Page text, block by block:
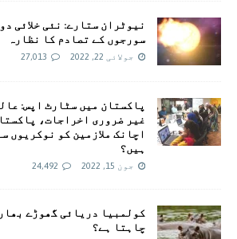
نیوٹران ستارے: نئی خلائی
سورجوں کے تصادم کا نظارہ
جولائی 22, 2022 27,013
پاکستان میں سٹارٹ اپس:
غیر ضروری اخراجات،
اچانک ملازمین کو نوکریوں
ہیں؟
جون 15, 2022 24,492
کولمبیا دریائی گھوڑے
چاہتا ہے؟